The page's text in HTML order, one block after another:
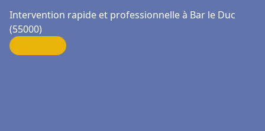
Intervention rapide et professionnelle à Bar le Duc
(55000)